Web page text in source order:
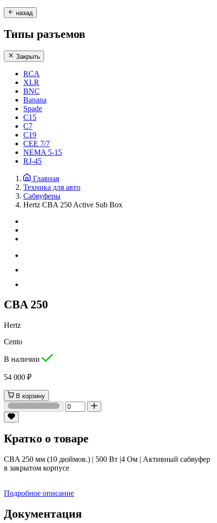
назад
Типы разъемов
Закрыть
RCA
XLR
BNC
Banana
Spade
C15
С7
C19
CEE 7/7
NEMA 5-15
RJ-45
Главная
Техника для авто
Сабвуферы
Hertz CBA 250 Active Sub Box
CBA 250
Hertz
Cento
В наличии
54 000 ₽
В корзину
Кратко о товаре
CBA 250 мм (10 дюймов.) | 500 Вт |4 Ом | Активный сабвуфер
в закрытом корпусе
Подробное описание
Документация